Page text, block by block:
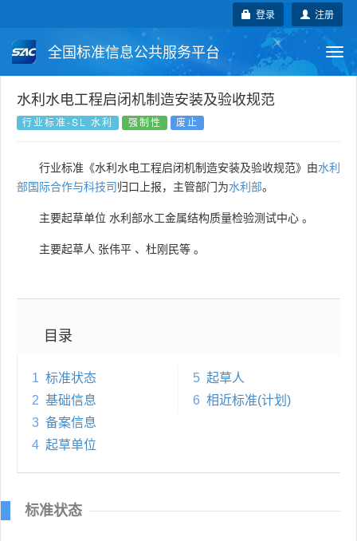
注册
登录
全国标准信息公共服务平台
国家标准 行业标准 地方标准
国外标准 技术委员会
水利水电工程启闭机制造安装及验收规范
行业标准-SL 水利 强制性 废止
行业标准《水利水电工程启闭机制造安装及验收规范》由水利
部国际合作与科技司归口上报，主管部门为水利部。
主要起草单位 水利部水工金属结构质量检验测试中心 。
主要起草人 张伟平 、 杜刚民等 。
目录
1 标准状态
2 基础信息
3 备案信息
4 起草单位
5 起草人
6 相近标准(计划)
标准状态